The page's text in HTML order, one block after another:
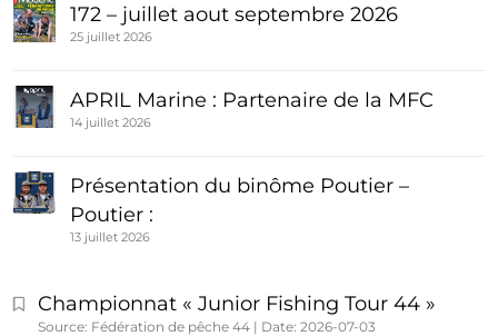
172 – juillet aout septembre 2026
25 juillet 2026
APRIL Marine : Partenaire de la MFC
14 juillet 2026
Présentation du binôme Poutier –
Poutier :
13 juillet 2026
Championnat « Junior Fishing Tour 44 »
Source: Fédération de pêche 44 Date: 2026-07-03